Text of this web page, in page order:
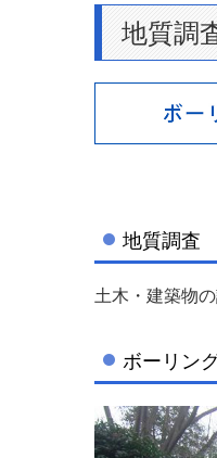
地質調
地質調査
土木・建築物
ボーリン